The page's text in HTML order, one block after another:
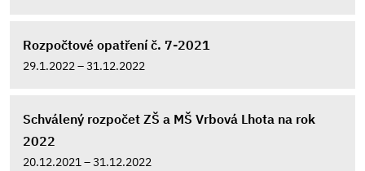
Rozpočtové opatření č. 7-2021
29.1.2022 – 31.12.2022
Schválený rozpočet ZŠ a MŠ Vrbová Lhota na rok
2022
20.12.2021 – 31.12.2022